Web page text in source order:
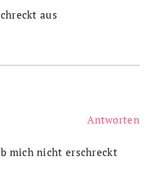
aus
mich nicht erschreckt
Antworten